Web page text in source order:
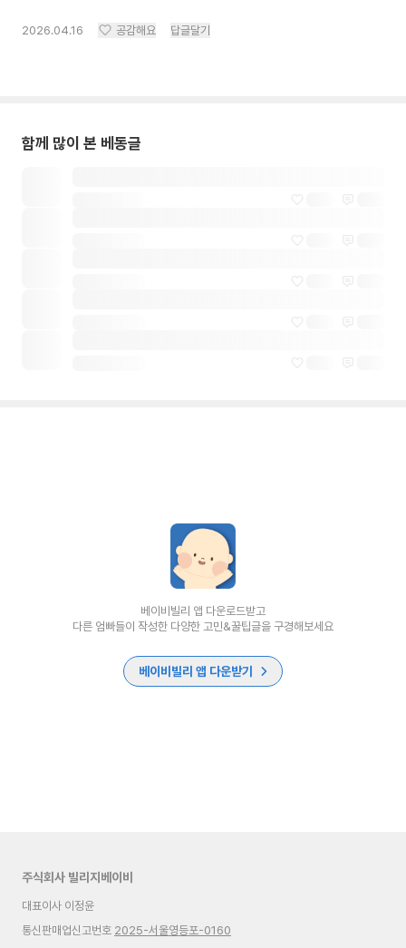
2026.04.16 공감해요 답글달기
함께 많이 본 베동글
베이비빌리 앱 다운로드받고
다른 엄빠들이 작성한 다양한 고민&꿀팁글을 구경해보세요
베이비빌리 앱 다운받기
주식회사 빌리지베이비
대표이사 이정윤
통신판매업신고번호 2025-서울영등포-0160